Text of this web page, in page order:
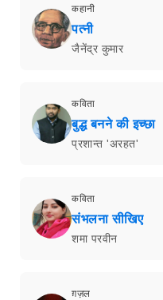
कहानी
पत्नी
जैनेंद्र कुमार
कविता
बुद्ध बनने की इच्छा
प्रशान्त 'अरहत'
कविता
संभलना सीखिए
शमा परवीन
ग़ज़ल